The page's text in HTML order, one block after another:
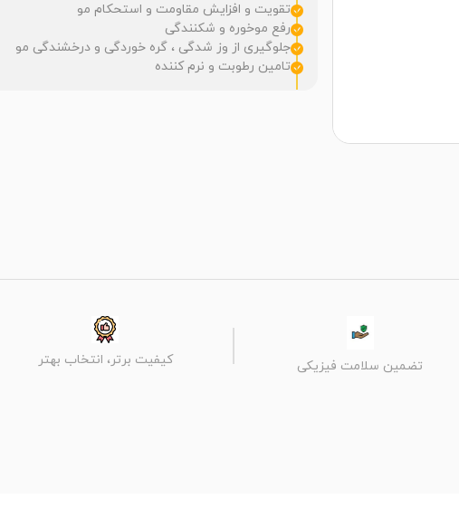
تقویت و افزایش مقاومت و استحکام مو
رفع موخوره و شکنندگی
جلوگیری از وز شدگی ، گره خوردگی و درخشندگی مو
تامین رطوبت و نرم کننده
تضمین سلامت فیزیکی کیفیت برتر، انتخاب بهتر